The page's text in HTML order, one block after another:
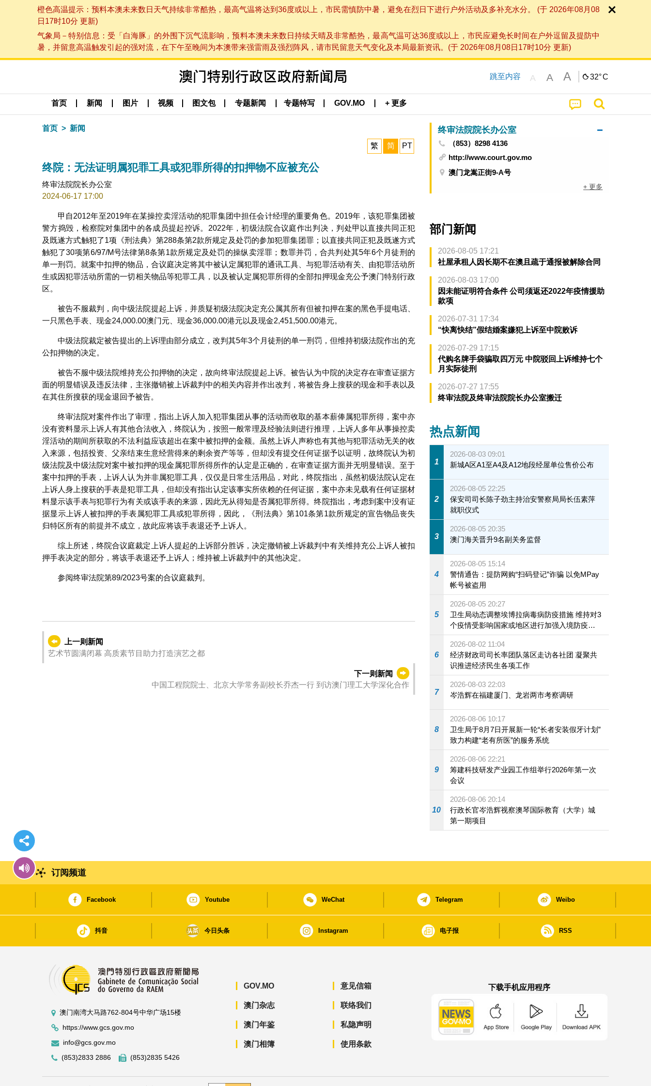
橙色高温提示：预料本澳未来数日天气持续非常酷热，最高气温将达到36度或以上，市民需慎防中暑，避免在烈日下进行户外活动及多补充水分。 (于 2026年08月08
日17时10分 更新)
气象局－特别信息：受「白海豚」的外围下沉气流影响，预料本澳未来数日持续天晴及非常酷热，最高气温可达36度或以上，市民应避免长时间在户外逗留及提防中
暑，并留意高温触发引起的强对流，在下午至晚间为本澳带来强雷雨及强烈阵风，请市民留意天气变化及本局最新资讯。(于 2026年08月08日17时10分 更新)
跳至内容 A A A 32°C
首页 新闻 图片 视频 图文包 专题新闻 专题特写 GOV.MO + 更多
首页 新闻
繁 简 PT
终院：无法证明属犯罪工具或犯罪所得的扣押物不应被充公
终审法院院长办公室
2024-06-17 17:00
甲自2012年至2019年在某操控卖淫活动的犯罪集团中担任会计经理的重要角色。2019年，该犯罪集团被
警方捣毁，检察院对集团中的各成员提起控诉。2022年，初级法院合议庭作出判决，判处甲以直接共同正犯
及既遂方式触犯了1项《刑法典》第288条第2款所规定及处罚的参加犯罪集团罪；以直接共同正犯及既遂方式
触犯了30项第6/97/M号法律第8条第1款所规定及处罚的操纵卖淫罪；数罪并罚，合共判处其5年6个月徒刑的
单一刑罚。就案中扣押的物品，合议庭决定将其中被认定属犯罪的通讯工具、与犯罪活动有关、由犯罪活动所
生或因犯罪活动所需的一切相关物品等犯罪工具，以及被认定属犯罪所得的全部扣押现金充公予澳门特别行政
区。
被告不服裁判，向中级法院提起上诉，并质疑初级法院决定充公属其所有但被扣押在案的黑色手提电话、
一只黑色手表、现金24,000.00澳门元、现金36,000.00港元以及现金2,451,500.00港元。
中级法院裁定被告提出的上诉理由部分成立，改判其5年3个月徒刑的单一刑罚，但维持初级法院作出的充
公扣押物的决定。
被告不服中级法院维持充公扣押物的决定，故向终审法院提起上诉。被告认为中院的决定存在审查证据方
面的明显错误及违反法律，主张撤销被上诉裁判中的相关内容并作出改判，将被告身上搜获的现金和手表以及
在其住所搜获的现金退回予被告。
终审法院对案件作出了审理，指出上诉人加入犯罪集团从事的活动而收取的基本薪俸属犯罪所得，案中亦
没有资料显示上诉人有其他合法收入，终院认为，按照一般常理及经验法则进行推理，上诉人多年从事操控卖
淫活动的期间所获取的不法利益应该超出在案中被扣押的金额。虽然上诉人声称也有其他与犯罪活动无关的收
入来源，包括投资、父亲结束生意经营得来的剩余资产等等，但却没有提交任何证据予以证明，故终院认为初
级法院及中级法院对案中被扣押的现金属犯罪所得所作的认定是正确的，在审查证据方面并无明显错误。至于
案中扣押的手表，上诉人认为并非属犯罪工具，仅仅是日常生活用品，对此，终院指出，虽然初级法院认定在
上诉人身上搜获的手表是犯罪工具，但却没有指出认定该事实所依赖的任何证据，案中亦未见载有任何证据材
料显示该手表与犯罪行为有关或该手表的来源，因此无从得知是否属犯罪所得。终院指出，考虑到案中没有证
据显示上诉人被扣押的手表属犯罪工具或犯罪所得，因此，《刑法典》第101条第1款所规定的宣告物品丧失
归特区所有的前提并不成立，故此应将该手表退还予上诉人。
综上所述，终院合议庭裁定上诉人提起的上诉部分胜诉，决定撤销被上诉裁判中有关维持充公上诉人被扣
押手表决定的部分，将该手表退还予上诉人；维持被上诉裁判中的其他决定。
参阅终审法院第89/2023号案的合议庭裁判。
上一则新闻
艺术节圆满闭幕 高质素节目助力打造演艺之都
下一则新闻
中国工程院院士、北京大学常务副校长乔杰一行 到访澳门理工大学深化合作
终审法院院长办公室
（853）8298 4136
http://www.court.gov.mo
澳门龙嵩正街9-A号
+ 更多
部门新闻
2026-08-05 17:21
社屋承租人因长期不在澳且疏于通报被解除合同
2026-08-03 17:00
因未能证明符合条件 公司须返还2022年疫情援助
款项
2026-07-31 17:34
“快离快结”假结婚案嫌犯上诉至中院败诉
2026-07-29 17:15
代购名牌手袋骗取四万元 中院驳回上诉维持七个
月实际徒刑
2026-07-27 17:55
终审法院及终审法院院长办公室搬迁
热点新闻
1
2026-08-03 09:01
新城A区A1至A4及A12地段经屋单位售价公布
2
2026-08-05 22:25
保安司司长陈子劲主持治安警察局局长伍素萍
就职仪式
3
2026-08-05 20:35
澳门海关晋升9名副关务监督
4
2026-08-05 15:14
警情通告：提防网购“扫码登记”诈骗 以免MPay
帐号被盗用
5
2026-08-05 20:27
卫生局动态调整埃博拉病毒病防疫措施 维持对3
个疫情受影响国家或地区进行加强入境防疫措
施
6
2026-08-02 11:04
经济财政司司长率团队落区走访各社团 凝聚共
识推进经济民生各项工作
7
2026-08-03 22:03
岑浩辉在福建厦门、龙岩两市考察调研
8
2026-08-06 10:17
卫生局于8月7日开展新一轮“长者安装假牙计划”
致力构建“老有所医”的服务系统
9
2026-08-06 22:21
筹建科技研发产业园工作组举行2026年第一次
会议
10
2026-08-06 20:14
行政长官岑浩辉视察澳琴国际教育（大学）城
第一期项目
订阅频道
Facebook Youtube WeChat Telegram Weibo
抖音 今日头条 Instagram 电子报 RSS
澳门南湾大马路762-804号中华广场15楼
https://www.gcs.gov.mo
info@gcs.gov.mo
(853)2833 2886
(853)2835 5426
GOV.MO
澳门杂志
澳门年鉴
澳门相簿
意见信箱
联络我们
私隐声明
使用条款
下载手机应用程序